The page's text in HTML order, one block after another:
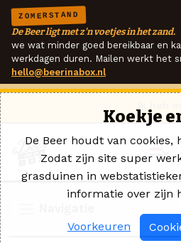
ZOMERSTAND
De Beer ligt met z'n voetjes in het zand.
we wat minder goed bereikbaar en
werkdagen duren. Mailen werkt het
hello@beerinabox.nl
Koekje
De Beer houdt van
Zodat zijn site super
grasduinen in
informatie over zijn
Voorkeuren